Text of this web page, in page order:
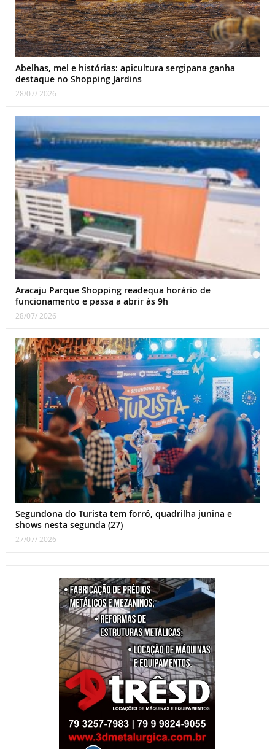
Abelhas, mel e histórias: apicultura sergipana ganha
destaque no Shopping Jardins
28/07/ 2026
Aracaju Parque Shopping readequa horário de
funcionamento e passa a abrir às 9h
28/07/ 2026
Segundona do Turista tem forró, quadrilha junina e
shows nesta segunda (27)
27/07/ 2026